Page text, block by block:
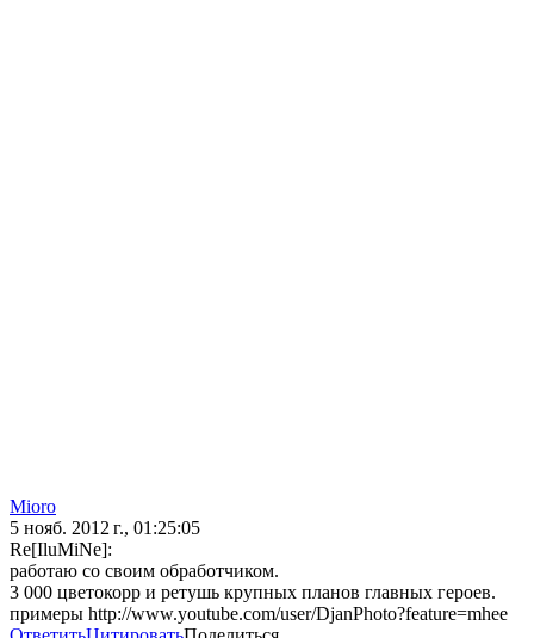
Mioro
5 нояб. 2012 г., 01:25:05
Re[IluMiNe]:
работаю со своим обработчиком.
3 000 цветокорр и ретушь крупных планов главных героев.
примеры http://www.youtube.com/user/DjanPhoto?feature=mhee